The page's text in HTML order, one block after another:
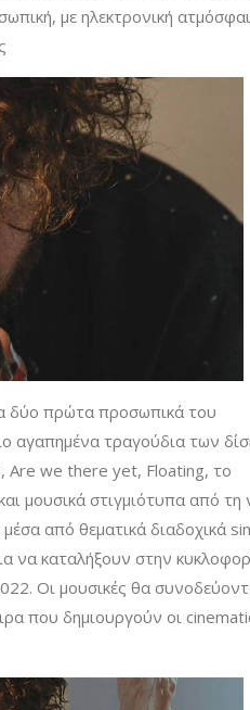
με ηλεκτρονική
δύο πρώτα προσωπικά του
αγαπημένα τραγούδια των
Are we there yet, Floating, το
μουσικά στιγμιότυπα από τη
από θεματικά διαδοχικά
να καταλήξουν στην
Οι μουσικές θα
που δημιουργούν οι